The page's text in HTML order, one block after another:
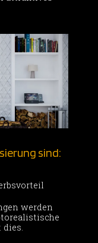
sind:
werden
dies.